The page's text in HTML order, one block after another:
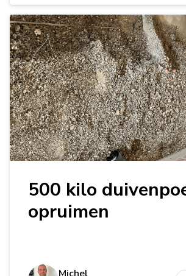
500 kilo
opruimen